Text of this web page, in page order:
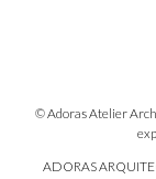
© Adoras Atelier
ADORAS